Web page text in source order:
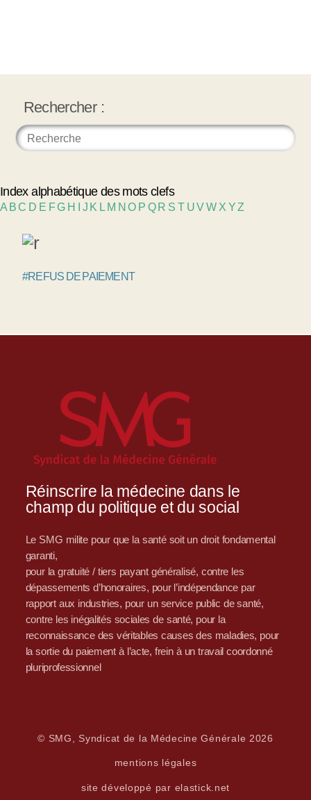
Rechercher :
Index alphabétique des mots clefs
A BC D E FG H J K L M NO P Q R S T UVW X YZ
#REFUS DE PAIEMENT
Réinscrire la médecine dans le
champ du politique et du social
Le SMG milite pour que la santé soit un droit fondamental
garanti,
pour la gratuité / tiers payant généralisé, contre les
dépassements d’honoraires, pour l’indépendance par
rapport aux industries, pour un service public de santé,
contre les inégalités sociales de santé, pour la
reconnaissance des véritables causes des maladies, pour
la sortie du paiement à l’acte, frein à un travail coordonné
pluriprofessionnel
© SMG, Syndicat de la Médecine Générale 2026
mentions légales
site développé par elastick.net